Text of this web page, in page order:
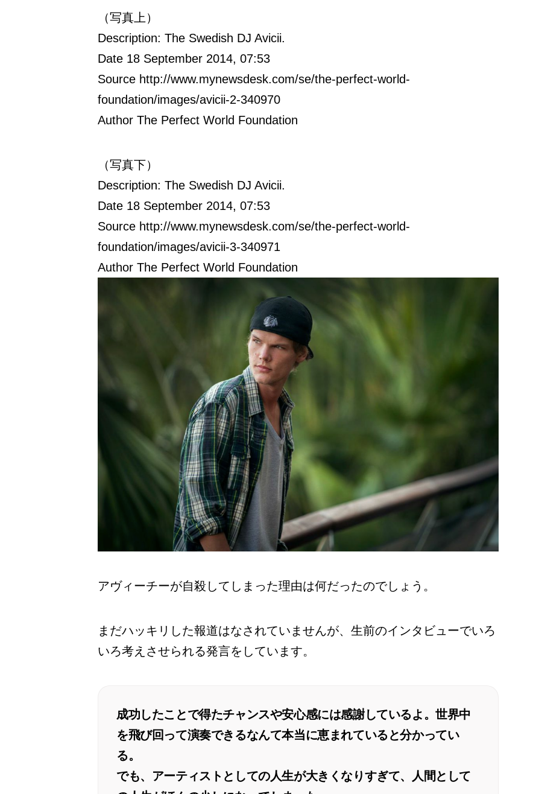
（写真上）
Description: The Swedish DJ Avicii.
Date 18 September 2014, 07:53
Source http://www.mynewsdesk.com/se/the-perfect-world-
foundation/images/avicii-2-340970
Author The Perfect World Foundation
（写真下）
Description: The Swedish DJ Avicii.
Date 18 September 2014, 07:53
Source http://www.mynewsdesk.com/se/the-perfect-world-
foundation/images/avicii-3-340971
Author The Perfect World Foundation
アヴィーチーが自殺してしまった理由は何だったのでしょう。
まだハッキリした報道はなされていませんが、生前のインタビューでいろ
いろ考えさせられる発言をしています。
成功したことで得たチャンスや安心感には感謝しているよ。世界中
を飛び回って演奏できるなんて本当に恵まれていると分かってい
る。
でも、アーティストとしての人生が大きくなりすぎて、人間として